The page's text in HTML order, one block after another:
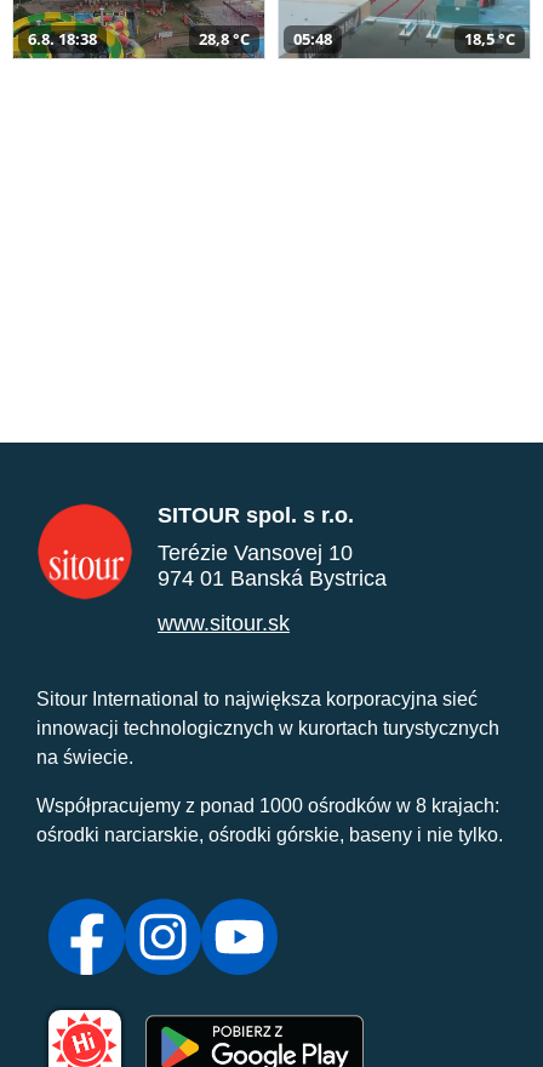
6.8. 18:38 28,8 °C 05:48 18,5 °C
SITOUR spol. s r.o.
Terézie Vansovej 10
974 01 Banská Bystrica
www.sitour.sk
Sitour International to największa korporacyjna sieć
innowacji technologicznych w kurortach turystycznych
na świecie.
Współpracujemy z ponad 1000 ośrodków w 8 krajach:
ośrodki narciarskie, ośrodki górskie, baseny i nie tylko.